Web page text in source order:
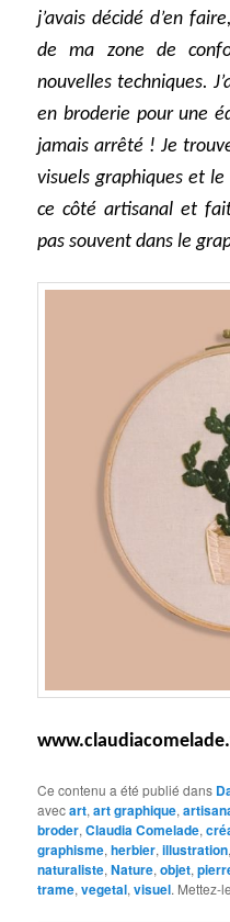
j’avais décidé d’en
de ma zone de
nouvelles techniques.
en broderie pour une
jamais arrêté ! Je
visuels graphiques et
ce côté artisanal et
pas souvent dans le
Ce contenu a été publié dans
avecart,art graphique,
broder,Claudia Comelade,
graphisme,herbier,illustration,
naturaliste,Nature,objet,
trame,vegetal,visuel. Mettez-